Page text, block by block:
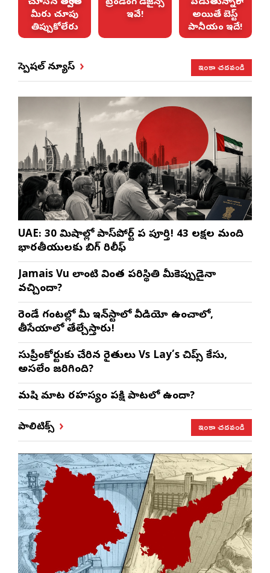
చూసిన తర్వాత
మీరు చూపు
తిప్పుకోలేరు
ట్రెండింగ్ డిజైన్స్
ఇవే!
పడుతున్నారా?
అయితే బెస్ట్
పానీయం ఇదే!
స్పెషల్ న్యూస్ ఇంకా చదవండి
UAE: 30 నిమిషాల్లో పాస్‌పోర్ట్ పని పూర్తి! 43 లక్షల మంది
భారతీయులకు బిగ్ రిలీఫ్
Jamais Vu లాంటి వింత పరిస్థితి మీకెప్పుడైనా
వచ్చిందా?
రెండే గంటల్లో మీ ఇన్‌స్టాలో వీడియో ఉంచాలో,
తీసేయాలో తేల్చేస్తారు!
సుప్రీంకోర్టుకు చేరిన రైతులు Vs Lay’s చిప్స్‌ కేసు,
అసలేం జరిగింది?
మనిషి మాట రహస్యం పక్షి పాటలో ఉందా?
పాలిటిక్స్ ఇంకా చదవండి